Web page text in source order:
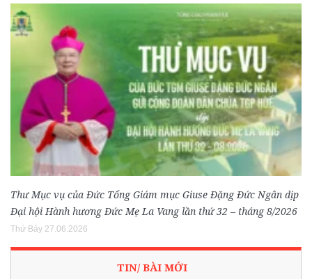
Thư Mục vụ của Đức Tổng Giám mục Giuse Đặng Đức Ngân dịp
Đại hội Hành hương Đức Mẹ La Vang lần thứ 32 – tháng 8/2026
Thứ Bảy 27.06.2026
TIN/ BÀI MỚI